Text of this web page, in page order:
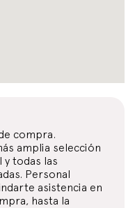
compra.
amplia selección
y todas las
Personal
asistencia en
hasta la